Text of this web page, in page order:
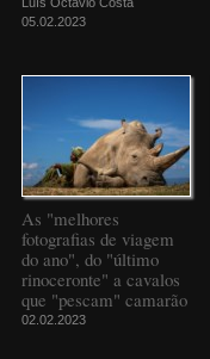
Luís Octávio Costa
05.02.2023
As "melhores
fotografias de viagem
do ano", do "último
rinoceronte" a cavalos
que "pescam" camarão
02.02.2023